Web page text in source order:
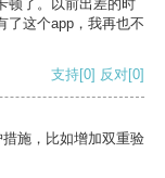
顿了。以前出差的时
了这个app，我再也不
支持[0] 反对[0]
施，比如增加双重验